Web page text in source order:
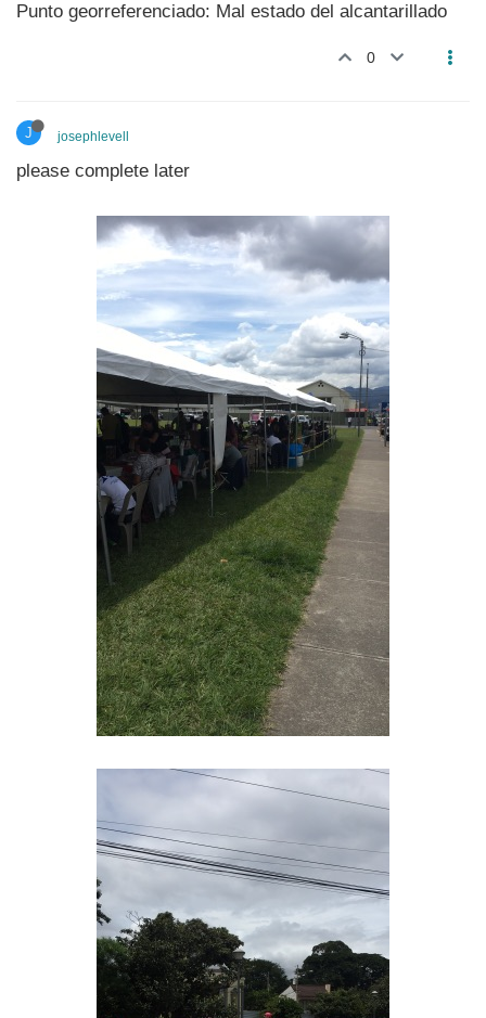
Punto georreferenciado: Mal estado del alcantarillado
0
J josephlevell
please complete later